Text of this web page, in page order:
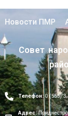
Новости ПМР
Совет
Телефон:0 (555) 3-
Адрес: